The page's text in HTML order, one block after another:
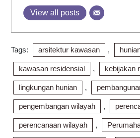
View all posts
Tags: arsitektur kawasan ,
kawasan residensial , kebijakan
lingkungan hunian ,
pengembangan wilayah ,
perencanaan wilayah ,